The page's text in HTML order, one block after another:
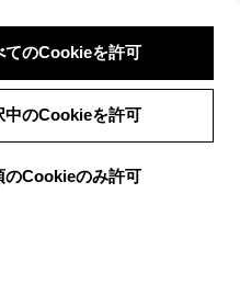
てのCookieを許可
中のCookieを許可
のCookieのみ許可
グイン 検索 メニュー
メニュー